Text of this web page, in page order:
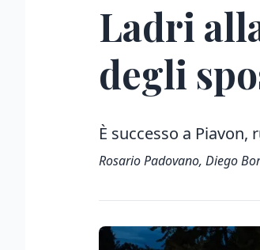
Ladri
degli
È successo a
Rosario Padovano, Diego